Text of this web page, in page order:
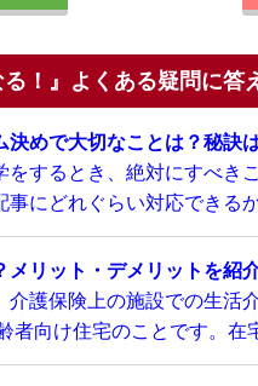
！』よくある疑問に答
決めで大切なことは？秘訣
をするとき、絶対にすべき
事にどれぐらい対応できる
メリット・デメリットを紹
護保険上の施設での生活
者向け住宅のことです。在